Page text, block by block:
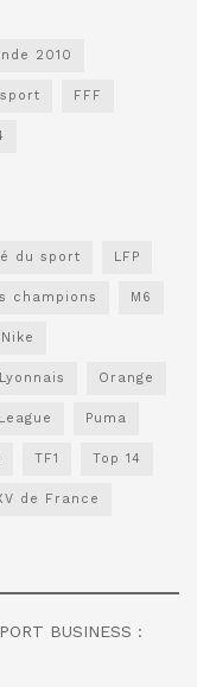
2010
FFF
du sport LFP
champions M6
Nike
Orange
Puma
TF1 Top 14
de France
BUSINESS :